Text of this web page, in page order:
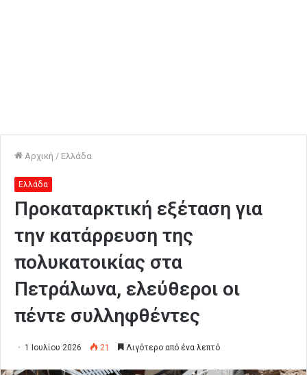
Αρχική / Ελλάδα
Ελλάδα
Προκαταρκτική εξέταση για
την κατάρρευση της
πολυκατοικίας στα
Πετράλωνα, ελεύθεροι οι
πέντε συλληφθέντες
1 Ιουλίου 2026 21 Λιγότερο από ένα λεπτό